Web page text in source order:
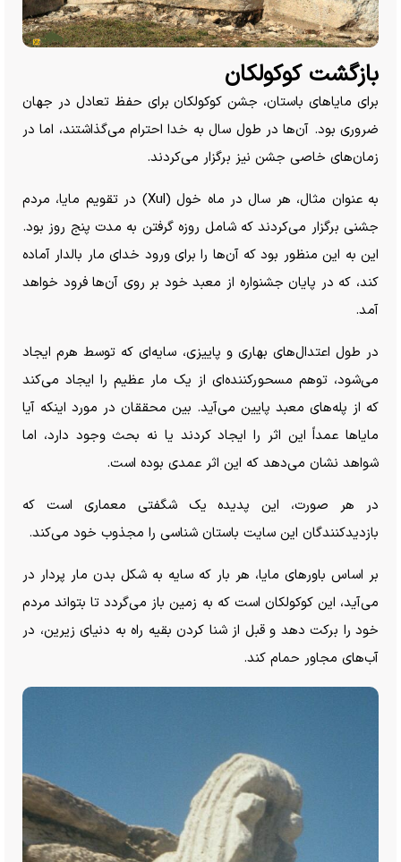
بازگشت کوکولکان
برای مایا‌های باستان، جشن کوکولکان برای حفظ تعادل در جهان
ضروری بود. آن‌ها در طول سال به خدا احترام می‌گذاشتند، اما در
زمان‌های خاصی جشن نیز برگزار می‌کردند.
به عنوان مثال، هر سال در ماه خول (Xul) در تقویم مایا، مردم
جشنی برگزار می‌کردند که شامل روزه گرفتن به مدت پنج روز بود.
این به این منظور بود که آن‌ها را برای ورود خدای مار بالدار آماده
کند، که در پایان جشنواره از معبد خود بر روی آن‌ها فرود خواهد
آمد.
در طول اعتدال‌های بهاری و پاییزی، سایه‌ای که توسط هرم ایجاد
می‌شود، توهم مسحورکننده‌ای از یک مار عظیم را ایجاد می‌کند
که از پله‌های معبد پایین می‌آید. بین محققان در مورد اینکه آیا
مایا‌ها عمداً این اثر را ایجاد کردند یا نه بحث وجود دارد، اما
شواهد نشان می‌دهد که این اثر عمدی بوده است.
در هر صورت، این پدیده یک شگفتی معماری است که
بازدیدکنندگان این سایت باستان شناسی را مجذوب خود می‌کند.
بر اساس باور‌های مایا، هر بار که سایه به شکل بدن مار پردار در
می‌آید، این کوکولکان است که به زمین باز می‌گردد تا بتواند مردم
خود را برکت دهد و قبل از شنا کردن بقیه راه به دنیای زیرین، در
آب‌های مجاور حمام کند.